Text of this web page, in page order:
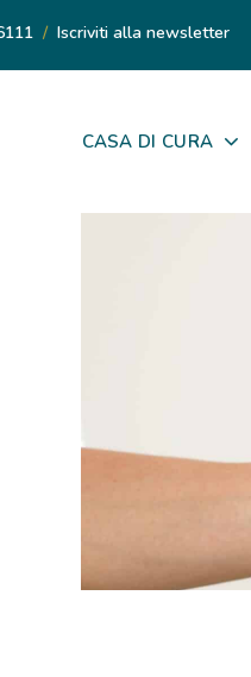
/ Iscriviti alla newsletter
CASA DI CURA